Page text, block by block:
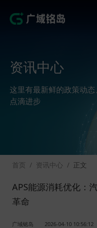
解决方案
案例中心
关于Geega
资讯中心
这里有最新鲜的政策动
点滴进步
首页 / 资讯中心 / 正文
APS能源消耗优化：
革命
广域铭岛 2026-04-10 10:56:12